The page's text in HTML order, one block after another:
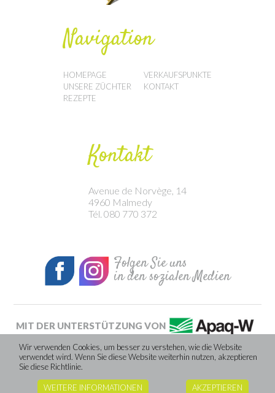
Wir verwenden Cookies, um besser zu verstehen, wie die Website
verwendet wird. Wenn Sie diese Website weiterhin nutzen, akzeptieren
Sie diese Richtlinie.
WEITERE INFORMATIONEN AKZEPTIEREN
Navigation
HOMEPAGE
UNSERE ZÜCHTER
REZEPTE
VERKAUFSPUNKTE
KONTAKT
Kontakt
Avenue de Norvège, 14
4960 Malmedy
Tél. 080 770 372
Folgen Sie uns
in den sozialen Medien
MIT DER UNTERSTÜTZUNG VON
Website erstellt von Caractere-advertising